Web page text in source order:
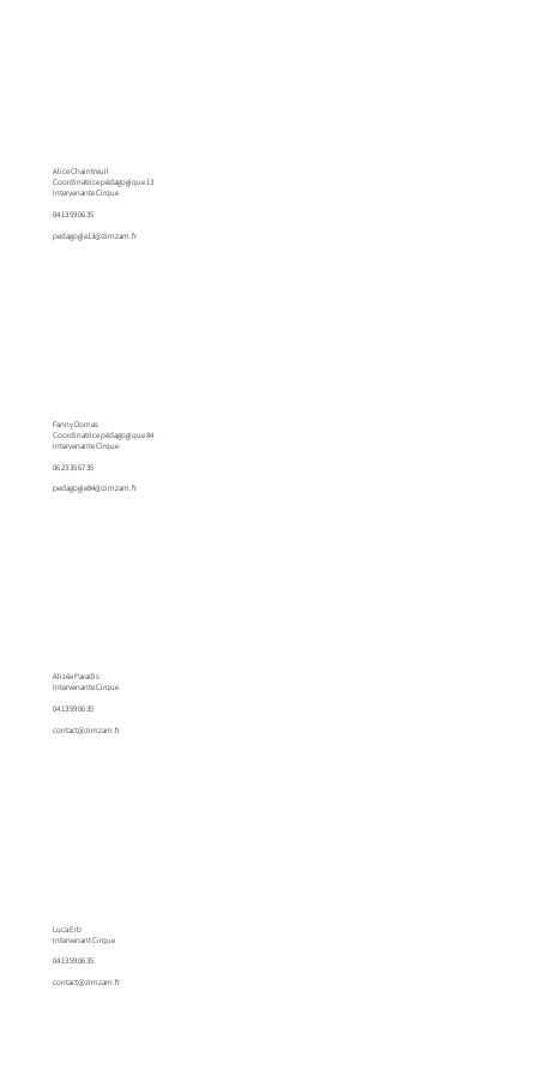
Alice Chaintreuil
Coordinatrice pédagogique 13
Intervenante Cirque
04 13 59 06 35
pedagogie13@zimzam.fr
Fanny Domas
Coordinatrice pédagogique 84
Intervenante Cirque
06 23 35 67 35
pedagogie84@zimzam.fr
Alizée Paradis
Intervenante Cirque
04 13 59 06 35
contact@zimzam.fr
Luca Erb
Intervenant Cirque
04 13 59 06 35
contact@zimzam.fr